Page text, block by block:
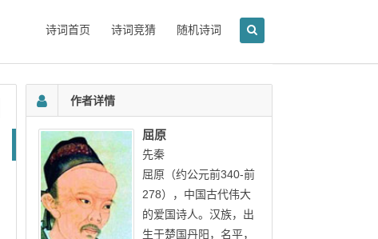
诗词首页 诗词竞猜 随机诗词
作者详情
屈原
先秦
屈原（约公元前340-前
278），中国古代伟大
的爱国诗人。汉族，出
生于楚国丹阳，名平，